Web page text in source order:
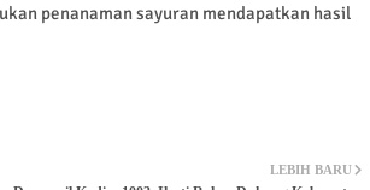
penanaman sayuran mendapatkan hasil
LEBIH BARU